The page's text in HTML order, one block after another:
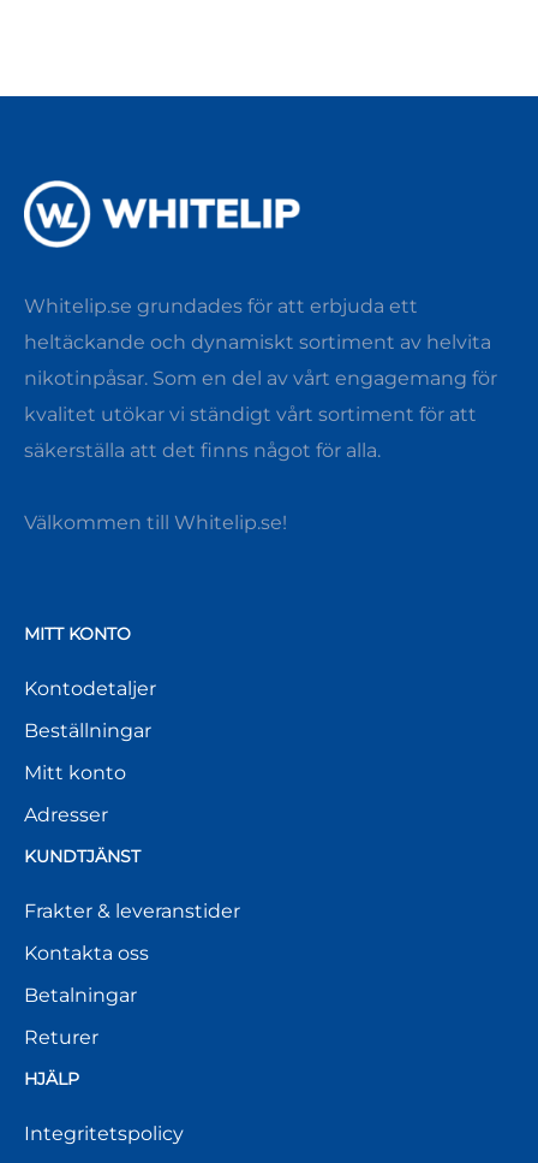
Whitelip.se grundades för att erbjuda ett
heltäckande och dynamiskt sortiment av helvita
nikotinpåsar. Som en del av vårt engagemang för
kvalitet utökar vi ständigt vårt sortiment för att
säkerställa att det finns något för alla.
Välkommen till Whitelip.se!
MITT KONTO
Kontodetaljer
Beställningar
Mitt konto
Adresser
KUNDTJÄNST
Frakter & leveranstider
Kontakta oss
Betalningar
Returer
HJÄLP
Integritetspolicy